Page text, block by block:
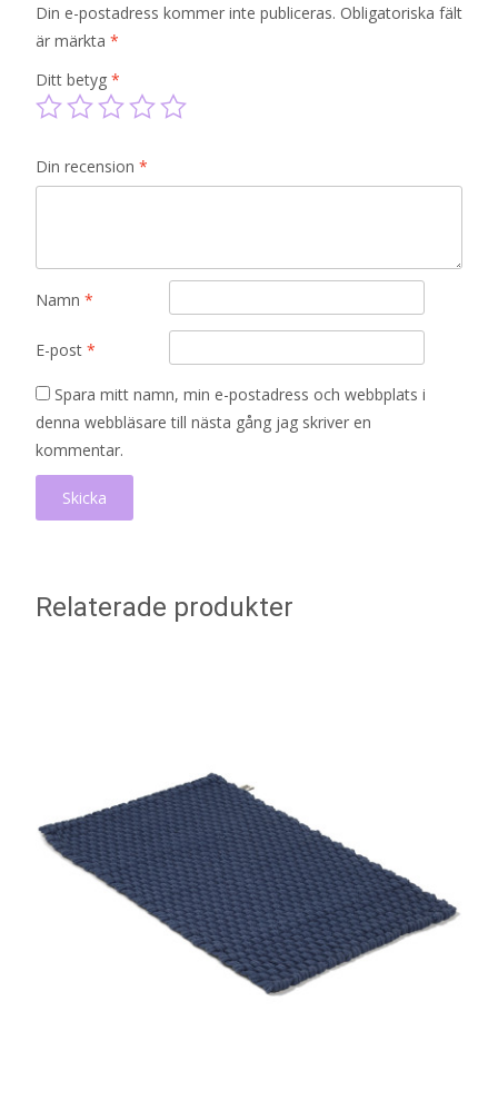
Din e-postadress kommer inte publiceras. Obligatoriska fält
är märkta *
Ditt betyg *
Din recension *
Namn *
E-post *
Spara mitt namn, min e-postadress och webbplats i
denna webbläsare till nästa gång jag skriver en
kommentar.
Relaterade produkter